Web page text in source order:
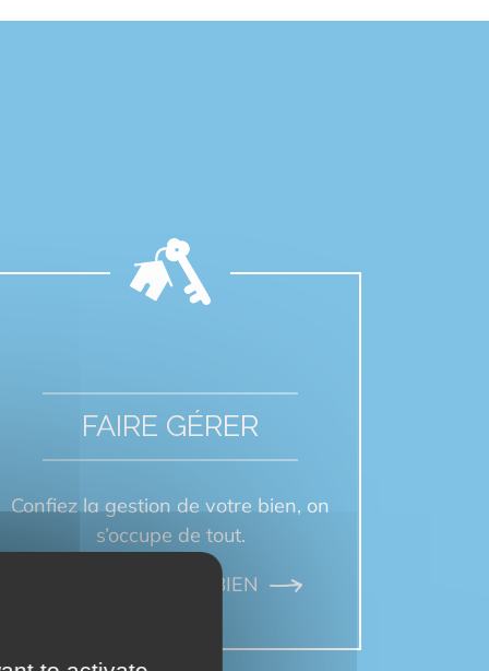
FAIRE GÉRER
Confiez la gestion de votre bien, on
s’occupe de tout.
FAIRE GÉRER MON BIEN